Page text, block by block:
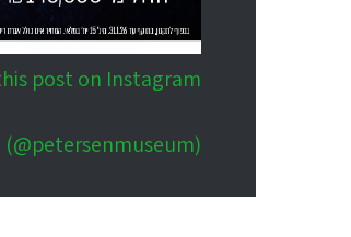
post on Instagram